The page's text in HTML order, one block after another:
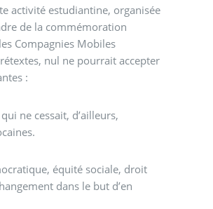
activité estudiantine, organisée
de la commémoration
Compagnies Mobiles
nul ne pourrait accepter
:
ne cessait, d’ailleurs,
équité sociale, droit
dans le but d’en